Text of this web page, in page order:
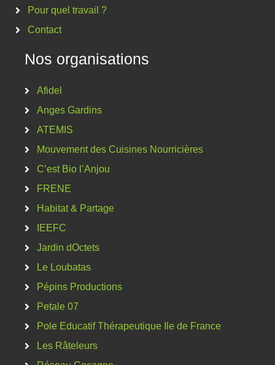
Pour quel travail ?
Contact
Nos organisations
Afidel
Anges Gardins
ATEMIS
Mouvement des Cuisines Nourricières
C’est Bio l’Anjou
FRENE
Habitat & Partage
IEEFC
Jardin dOctets
Le Loubatas
Pépins Productions
Petale 07
Pole Educatif Thérapeutique Ile de France
Les Râteleurs